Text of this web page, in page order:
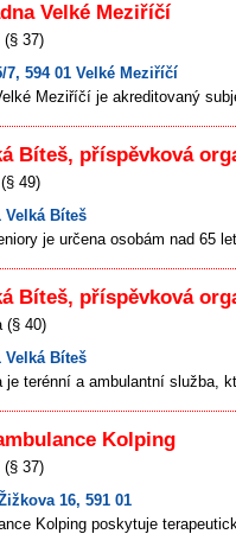
Velké Meziříčí
37)
7, 594 01 Velké Meziříčí
Meziříčí je akreditovaný
Bíteš, příspěvková
49)
Velká Bíteš
je určena osobám nad 65
Bíteš, příspěvková
(§ 40)
Velká Bíteš
je terénní a ambulantní služba,
Kolping
37)
16, 591 01
Kolping poskytuje